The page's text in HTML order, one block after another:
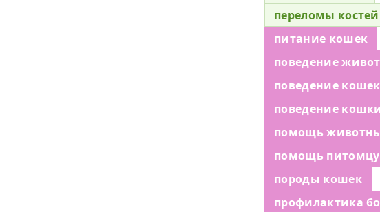
переломы костей
питание кошек
поведение
поведение кошек
поведение
помощь
помощь питомцу
породы кошек
профилактика